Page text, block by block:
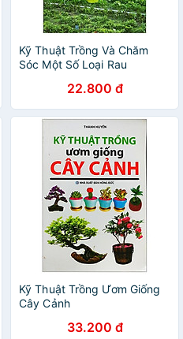
Kỹ Thuật Trồng Và Chăm
Sóc Một Số Loại Rau
22.800 đ
Kỹ Thuật Trồng Ươm Giống
Cây Cảnh
33.200 đ